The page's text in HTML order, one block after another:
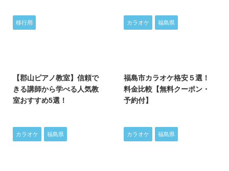
移行用
【郡山ピアノ教室】信頼で
きる講師から学べる人気教
室おすすめ5選！
カラオケ 福島県
福島市カラオケ格安５選！
料金比較【無料クーポン・
予約付】
カラオケ 福島県 カラオケ 福島県